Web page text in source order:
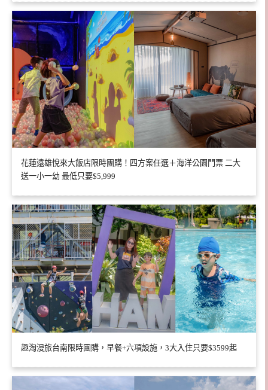
花蓮遠雄悅來大飯店限時團購！四方案任選＋海洋公園門票 二大
送一小一幼 最低只要$5,999
趣淘漫旅台南限時團購，早餐+六項設施，3大入住只要$3599起